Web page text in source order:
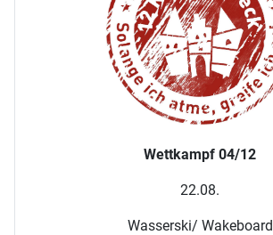
Wettkampf 04/12
22.08.
Wasserski/ Wakeboard